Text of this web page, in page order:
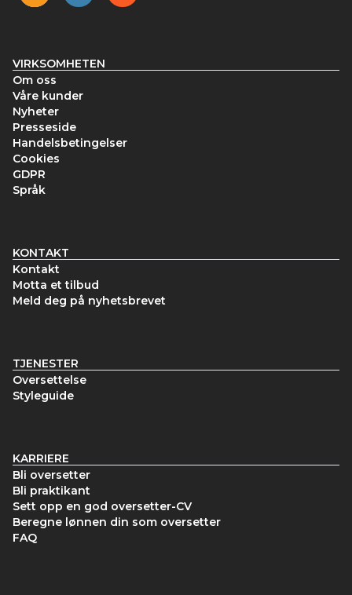
VIRKSOMHETEN
Om oss
Våre kunder
Nyheter
Presseside
Handelsbetingelser
Cookies
GDPR
Språk
KONTAKT
Kontakt
Motta et tilbud
Meld deg på nyhetsbrevet
TJENESTER
Oversettelse
Styleguide
KARRIERE
Bli oversetter
Bli praktikant
Sett opp en god oversetter-CV
Beregne lønnen din som oversetter
FAQ